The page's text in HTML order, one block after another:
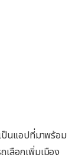
ป็นแอปที่มาพร้อม
เลือกเพิ่มเมือง